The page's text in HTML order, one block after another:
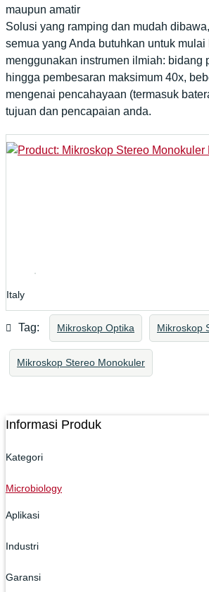
maupun amatir
Solusi yang ramping dan mudah
semua yang Anda butuhkan untuk mulai
menggunakan instrumen ilmiah: bidang
hingga pembesaran maksimum 40x,
mengenai pencahayaan (termasuk
tujuan dan pencapaian anda.
Italy
Tag: Mikroskop Optika Mikroskop
Mikroskop Stereo Monokuler
Informasi Produk
Kategori
Microbiology
Aplikasi
Industri
Garansi